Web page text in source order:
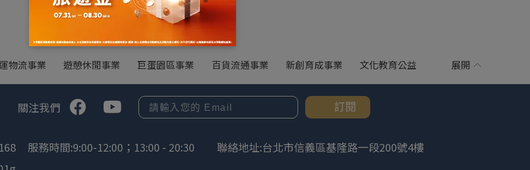
物流事業 遊憩休閒事業 巨蛋園區事業 百貨流通事業 新創育成事業 文化教育公益 展開
關注我們 訂閱
服務時間:9:00-12:00；13:00 - 20:30 聯絡地址:台北市信義區基隆路一段200號4樓